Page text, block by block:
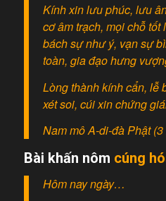
Kính xin lưu phúc, lưu
cơ âm trạch, mọi chỗ
bách sự như ý, vạn sự
toàn, gia đạo hưng
Lòng thành kính cẩn, lễ
xét soi, cúi xin chứng
Nam mô A-di-đà Phật
Bài khấn nôm cúng
Hôm nay ngày…